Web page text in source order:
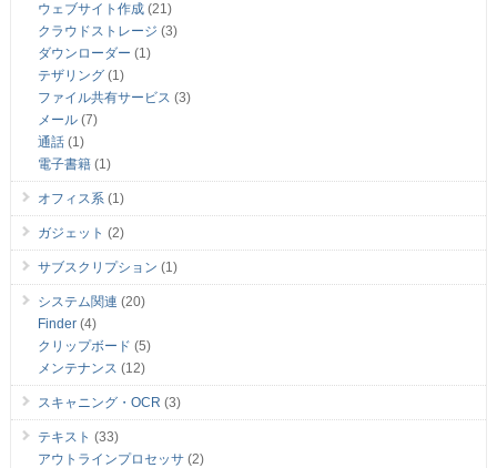
ウェブサイト作成(21)
クラウドストレージ (3)
ダウンローダー (1)
テザリング(1)
ファイル共有サービス (3)
メール(7)
通話(1)
電子書籍(1)
オフィス系(1)
ガジェット (2)
サブスクリプション (1)
システム関連 (20)
Finder(4)
クリップボード (5)
メンテナンス (12)
スキャニング・OCR (3)
テキスト (33)
アウトラインプロセッサ(2)